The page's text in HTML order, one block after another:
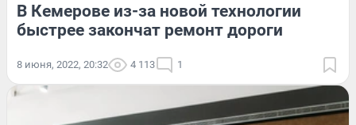
В Кемерове из-за новой технологии
быстрее закончат ремонт дороги
8 июня, 2022, 20:32 4 113 1